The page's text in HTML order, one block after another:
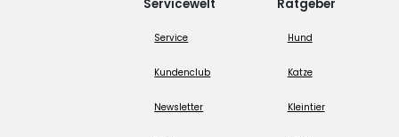
Servicewelt
Service
Kundenclub
Newsletter
Ratgeber
Hund
Katze
Kleintier